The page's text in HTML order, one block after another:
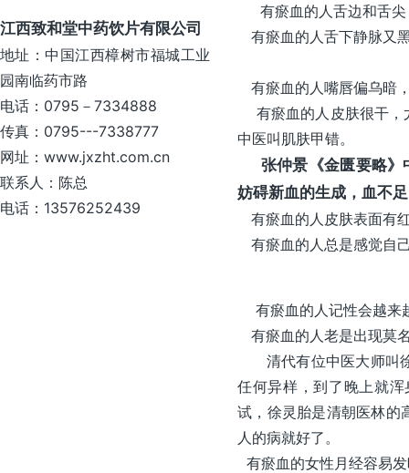
江西致和堂中药饮片有限公司
地址：中国江西樟树市福城工业
园南临药市路
电话：0795－7334888
传真：0795---7338777
网址：www.jxzht.com.cn
联系人：陈总
电话：13576252439
有瘀血的人舌边和舌尖
有瘀血的人舌下静脉又
有瘀血的人嘴唇偏乌暗
有瘀血的人皮肤很干，
中医叫肌肤甲错。
张仲景《金匮要略》
妨碍新血的生成，血不
有瘀血的人皮肤表面有
有瘀血的人总是感觉自
有瘀血的人记性会越来
有瘀血的人老是出现莫
清代有位中医大师叫徐
任何异样，到了晚上就
试，徐灵胎是清朝医林的
人的病就好了。
有瘀血的女性月经容易